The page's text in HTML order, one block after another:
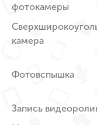
фотокамеры
камера
Фотовспышка
Запись